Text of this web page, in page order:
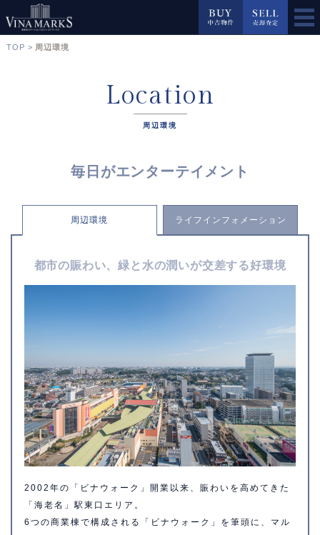
TOP > 周辺環境
Location
周辺環境
毎日がエンターテイメント
周辺環境 ライフ インフォメーション
都市の賑わい、緑と水の潤いが交差する好環境
2002年の「ビナウォーク」開業以来、賑わいを高めてきた
「海老名」駅東口エリア。
6つの商業棟で構成される「ビナウォーク」を筆頭に、マル